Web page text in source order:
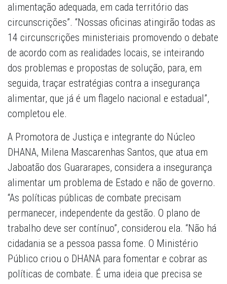
alimentação adequada, em cada território das
circunscrições”. “Nossas oficinas atingirão todas as
14 circunscrições ministeriais promovendo o debate
de acordo com as realidades locais, se inteirando
dos problemas e propostas de solução, para, em
seguida, traçar estratégias contra a insegurança
alimentar, que já é um flagelo nacional e estadual”,
completou ele.
A Promotora de Justiça e integrante do Núcleo
DHANA, Milena Mascarenhas Santos, que atua em
Jaboatão dos Guararapes, considera a insegurança
alimentar um problema de Estado e não de governo.
“As políticas públicas de combate precisam
permanecer, independente da gestão. O plano de
trabalho deve ser contínuo”, considerou ela. “Não há
cidadania se a pessoa passa fome. O Ministério
Público criou o DHANA para fomentar e cobrar as
políticas de combate. É uma ideia que precisa se